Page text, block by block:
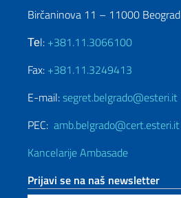
Birčaninova 11 – 11000 Beograd
Теl: +381.11.3066100
Fax: +381.11.3249413
E-mail:segret.belgrado@esteri.it
PEC: amb.belgrado@cert.esteri.it
Kancelarije Ambasade
Prijavi se na naš newsletter